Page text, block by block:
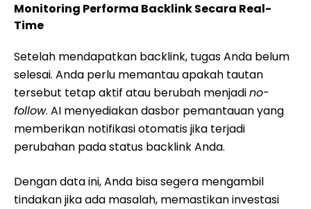
Monitoring Performa Backlink Secara Real-
Time
Setelah mendapatkan backlink, tugas Anda belum
selesai. Anda perlu memantau apakah tautan
tersebut tetap aktif atau berubah menjadino-
follow. AI menyediakan dasbor pemantauan yang
memberikan notifikasi otomatis jika terjadi
perubahan pada status backlink Anda.
Dengan data ini, Anda bisa segera mengambil
tindakan jika ada masalah, memastikan investasi